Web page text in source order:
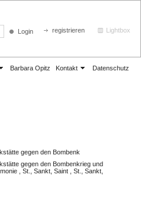
Barbara Opitz Kontakt Datenschutz
Login registrieren Lightbox
gegen den Bombenk
gegen den Bombenkrieg und
, St., Sankt, Saint , St., Sankt,